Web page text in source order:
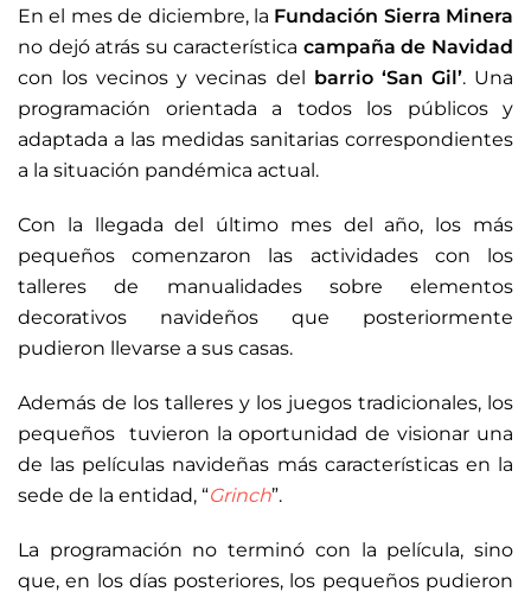
En el mes de diciembre, la Fundación Sierra Minera
no dejó atrás su característica campaña de Navidad
con los vecinos y vecinas del barrio ‘San Gil’. Una
programación orientada a todos los públicos y
adaptada a las medidas sanitarias correspondientes
a la situación pandémica actual.
Con la llegada del último mes del año, los más
pequeños comenzaron las actividades con los
talleres de manualidades sobre elementos
decorativos navideños que posteriormente
pudieron llevarse a sus casas.
Además de los talleres y los juegos tradicionales, los
pequeños tuvieron la oportunidad de visionar una
de las películas navideñas más características en la
sede de la entidad, “Grinch”.
La programación no terminó con la película, sino
que, en los días posteriores, los pequeños pudieron